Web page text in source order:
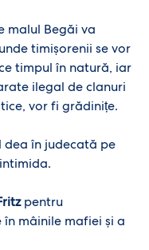
malul Begăi va
timișorenii se vor
timpul în natură, iar
ilegal de clanuri
vor fi grădinițe.
dea în judecată pe
pentru
mâinile mafiei și a